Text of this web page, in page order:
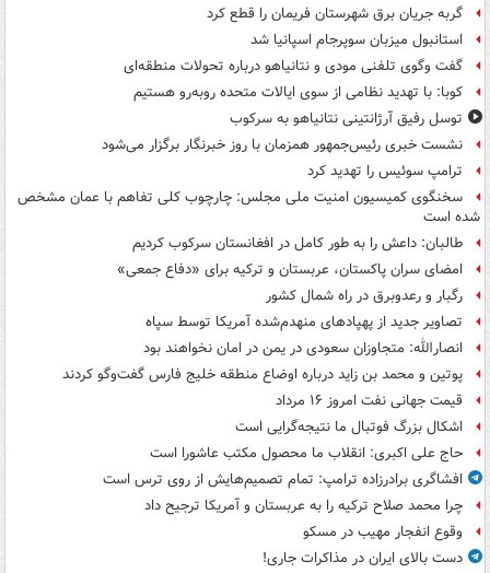
گربه جریان برق شهرستان فریمان را قطع کرد
استانبول میزبان سوپرجام اسپانیا شد
گفت وگوی تلفنی مودی و نتانیاهو درباره تحولات منطقه‌ای
کوبا: با تهدید نظامی از سوی ایالات متحده روبه‌رو هستیم
توسل رفیق آرژانتینی نتانیاهو به سرکوب
نشست خبری رئیس‌جمهور همزمان با روز خبرنگار برگزار می‌شود
ترامپ سوئیس را تهدید کرد
سخنگوی کمیسیون امنیت ملی مجلس: چارچوب کلی تفاهم با عمان مشخص
شده است
طالبان: داعش را به طور کامل در افغانستان سرکوب کردیم
امضای سران پاکستان، عربستان و ترکیه برای «دفاع جمعی»
رگبار و رعدوبرق در راه شمال کشور
تصاویر جدید از پهپادهای منهدم‌شده آمریکا توسط سپاه
انصارالله: متجاوزان سعودی در یمن در امان نخواهند بود
پوتین و محمد بن زاید درباره اوضاع منطقه خلیج فارس گفت‌وگو کردند
قیمت جهانی نفت امروز ۱۶ مرداد
اشکال بزرگ فوتبال ما نتیجه‌گرایی است
حاج علی اکبری: انقلاب ما محصول مکتب عاشورا است
افشاگری برادرزاده ترامپ: تمام تصمیم‌هایش از روی ترس است
چرا محمد صلاح ترکیه را به عربستان و آمریکا ترجیح داد
وقوع انفجار مهیب در مسکو
دست بالای ایران در مذاکرات جاری!